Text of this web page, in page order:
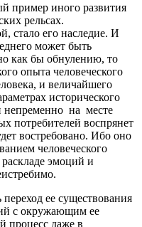
пример иного развития
рельсах.
стало его наследие. И
может быть
как бы обнулению, то
опыта человеческого
и величайшего
исторического
непременно на месте
потребителей воспрянет
востребовано. Ибо оно
человеческого
эмоций и
ее существования
с окружающим ее
процесс даже в